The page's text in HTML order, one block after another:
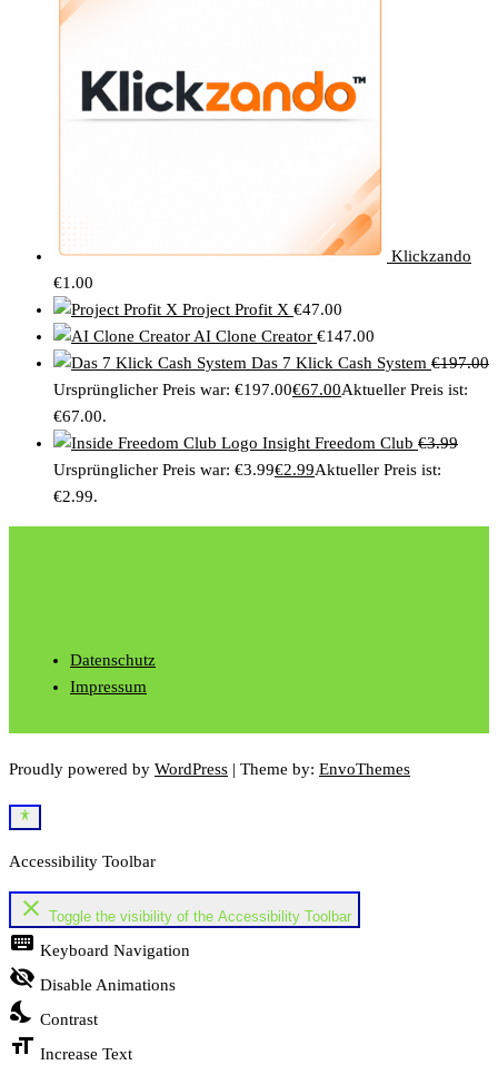
Klickzando
€1.00
Project Profit X €47.00
AI Clone Creator €147.00
Das 7 Klick Cash System €197.00
Ursprünglicher Preis war: €197.00€67.00Aktueller Preis ist:
€67.00.
Insight Freedom Club €3.99
Ursprünglicher Preis war: €3.99€2.99Aktueller Preis ist:
€2.99.
Datenschutz
Impressum
Proudly powered by WordPress | Theme by: EnvoThemes
Accessibility Toolbar
close Toggle the visibility of the Accessibility Toolbar
keyboard Keyboard Navigation
visibility_off Disable Animations
nights_stay Contrast
format_size Increase Text